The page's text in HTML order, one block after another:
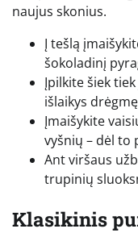
naujus skonius.
Į tešlą
šokoladinį
Įpilkite šiek
išlaikys
Įmaišykite
vyšnių – dėl to
Ant viršaus
trupinių
Klasikinis